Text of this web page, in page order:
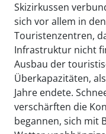
Skizirkussen
sich vor allem in
Touristenzentren,
Infrastruktur nicht
Ausbau der
Überkapazitäten,
Jahre endete.
verschärften die
begannen, sich mit